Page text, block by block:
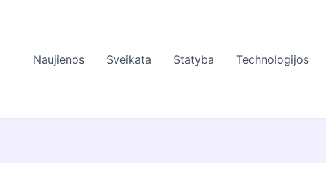
Naujienos Sveikata Statyba Technologijos